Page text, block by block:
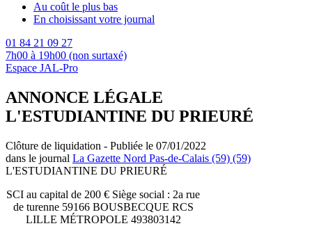
Au coût le plus bas
En choisissant votre journal
01 84 21 09 27
7h00 à 19h00 (non surtaxé)
Espace JAL-Pro
ANNONCE LÉGALE
L'ESTUDIANTINE DU PRIEURÉ
Clôture de liquidation - Publiée le 07/01/2022
dans le journal La Gazette Nord Pas-de-Calais (59) (59)
L'ESTUDIANTINE DU PRIEURÉ
SCI au capital de 200 € Siège social : 2a rue
de turenne 59166 BOUSBECQUE RCS
LILLE MÉTROPOLE 493803142